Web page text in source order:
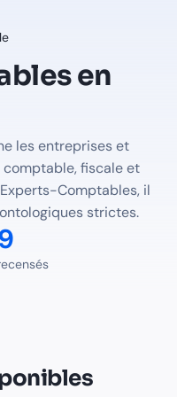
sur Finalib.
Sainte-Baume
s en
les entreprises et
fiscale et
Comptables, il
strictes.